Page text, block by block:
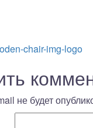
chair-img-logo
не будет